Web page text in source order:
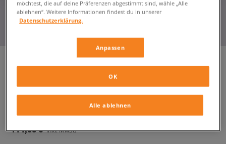
HOKA BONDI 9
damen, sneaker
144,99 € inkl. MwSt.
möchtest, die auf deine Präferenzen abgestimmt sind, wähle „Alle
ablehnen“. Weitere Informationen findest du in unserer
Datenschutzerklärung.
Anpassen
Alle ablehnen
OK